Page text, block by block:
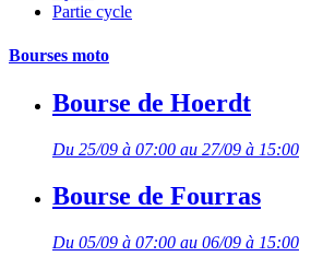
Partie cycle
Bourses moto
Bourse de Hoerdt
Du 25/09 à 07:00 au 27/09 à 15:00
Bourse de Fourras
Du 05/09 à 07:00 au 06/09 à 15:00